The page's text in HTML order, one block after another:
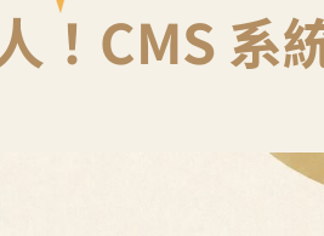
！CMS 系